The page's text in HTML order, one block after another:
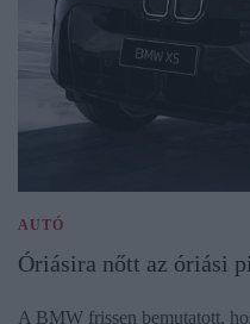
AUTÓ
Óriásira nőtt az óriási
A BMW frissen bemutatott,